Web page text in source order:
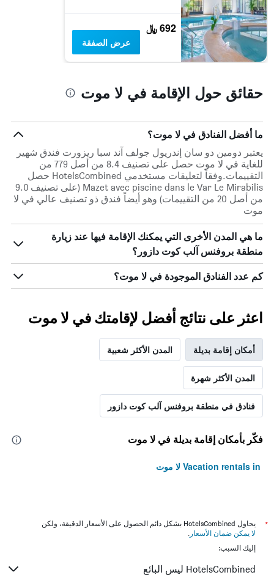
692 ﷼
عرض الصفقة
حقائق حول الإقامة في لا موت
ما أفضل الفنادق في لا موت؟
يعتبر دومين دو سان إندريول جولف آند سبا ريزورت فندق شهير
للغاية في لا موت حصل على تصنيف 8.4 من أصل 779 من
التقييمات.وفقاً لتعليقات مستخدمي HotelsCombined حصل
Mazet avec piscine dans le Var Le Mirabilis (على تصنيف 9.0
من أصل 20 من التقييمات) وهو أيضاً فندق ذو تصنيف عالي في لا
موت
ما هي المدن الأخرى التي يمكنك الإقامة فيها عند زيارة
منطقة بروفنس آلب كوت دازور؟
كم عدد الفنادق الموجودة في لا موت؟
اعثر على نتائج أفضل لإقامتك في لا موت
أمكان إقامة بديلة المدن الأكثر شعبية
المدن الأكثر شهرة
فنادق في منطقة بروفنس آلب كوت دازور
فكّر بأمكان إقامة بديلة في لا موت
Vacation rentals in لا موت
*
يحاول HotelsCombined بشكل دائم الحصول على الأسعار الدقيقة، ولكن
لا يمكن ضمان الأسعار .
إليك السبب:
HotelsCombined ليس البائع